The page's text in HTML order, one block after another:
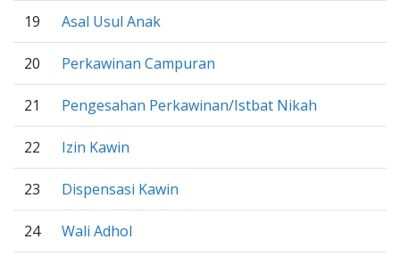
19 Asal Usul Anak
20 Perkawinan Campuran
21 Pengesahan Perkawinan/Istbat Nikah
22 Izin Kawin
23 Dispensasi Kawin
24 Wali Adhol